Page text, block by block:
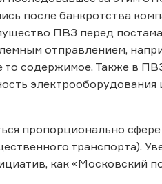
после банкротства
ПВЗ перед
отправлением,
то содержимое. Также в
пропорционально
транспорта).
как «Московский